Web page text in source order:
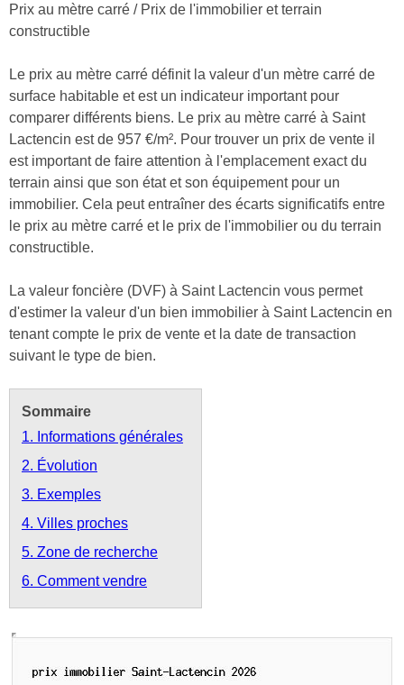
Prix au mètre carré / Prix de l'immobilier et terrain
constructible
Le prix au mètre carré définit la valeur d'un mètre carré de
surface habitable et est un indicateur important pour
comparer différents biens. Le prix au mètre carré à Saint
Lactencin est de 957 €/m². Pour trouver un prix de vente il
est important de faire attention à l'emplacement exact du
terrain ainsi que son état et son équipement pour un
immobilier. Cela peut entraîner des écarts significatifs entre
le prix au mètre carré et le prix de l'immobilier ou du terrain
constructible.
La valeur foncière (DVF) à Saint Lactencin vous permet
d'estimer la valeur d'un bien immobilier à Saint Lactencin en
tenant compte le prix de vente et la date de transaction
suivant le type de bien.
Sommaire
1. Informations générales
2. Évolution
3. Exemples
4. Villes proches
5. Zone de recherche
6. Comment vendre